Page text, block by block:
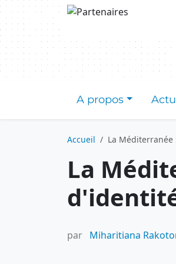
Aller au contenu principal
A propos
Accueil La
La
par Miharitiana